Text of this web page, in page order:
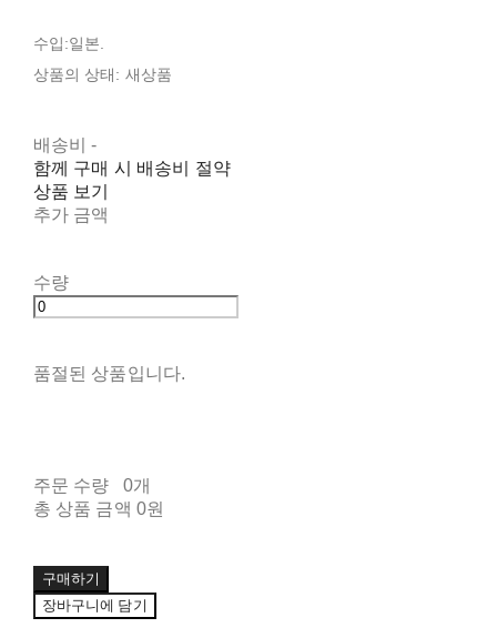
수입:일본.
상품의 상태: 새상품
배송비-
함께 구매 시 배송비 절약
상품 보기
추가 금액
수량
품절된 상품입니다.
주문 수량
0개
총 상품 금액 0원
구매하기
장바구니에 담기